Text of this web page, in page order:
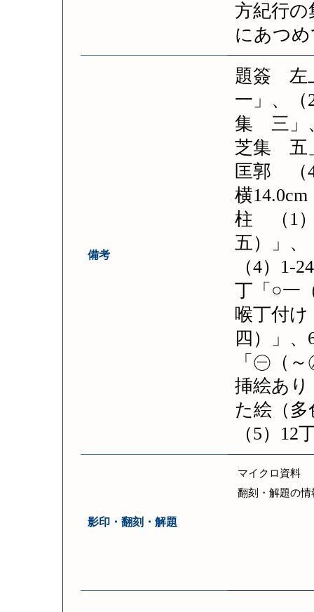
方紀行
にあつ
備考
題簽 左
一」、
集 三」
芝集 五
匡郭 （4
横14.0cm
柱 （1）
五）」、
（4）1-
丁「○一
喉丁付
四）」
「㊀（
挿絵あり
た絵（多
（5）
影印・翻刻・解題
マイクロ資料
翻刻・解題の情